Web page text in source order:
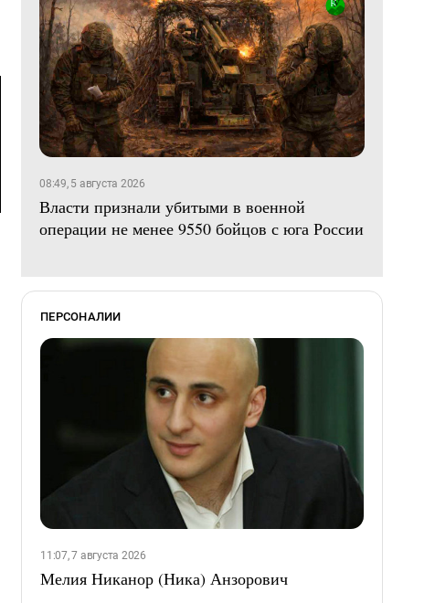
08:49, 5 августа 2026
Власти признали убитыми в военной
операции не менее 9550 бойцов с юга России
ПЕРСОНАЛИИ
11:07, 7 августа 2026
Мелия Никанор (Ника) Анзорович